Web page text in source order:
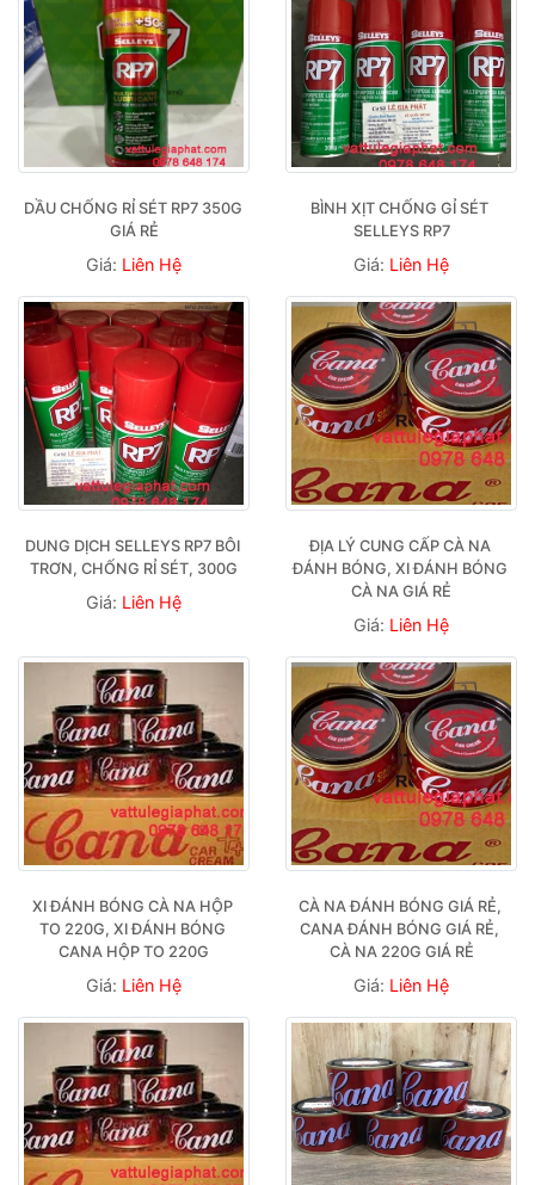
DẦU CHỐNG RỈ SÉT RP7 350G
GIÁ RẺ
Giá: Liên Hệ
BÌNH XỊT CHỐNG GỈ SÉT
SELLEYS RP7
Giá: Liên Hệ
DUNG DỊCH SELLEYS RP7 BÔI
TRƠN, CHỐNG RỈ SÉT, 300G
Giá: Liên Hệ
ĐỊA LÝ CUNG CẤP CÀ NA
ĐÁNH BÓNG, XI ĐÁNH BÓNG
CÀ NA GIÁ RẺ
Giá: Liên Hệ
XI ĐÁNH BÓNG CÀ NA HỘP
TO 220G, XI ĐÁNH BÓNG
CANA HỘP TO 220G
Giá: Liên Hệ
CÀ NA ĐÁNH BÓNG GIÁ RẺ,
CANA ĐÁNH BÓNG GIÁ RẺ,
CÀ NA 220G GIÁ RẺ
Giá: Liên Hệ